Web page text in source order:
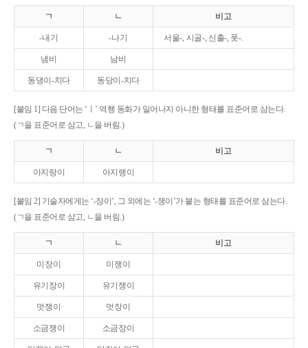
ㄱ ㄴ 비고
-내기 -나기 서울-, 시골-, 신출-, 풋-.
냄비 남비
동댕이-치다 동당이-치다
[붙임 1] 다음 단어는 ‘ㅣ’ 역행 동화가 일어나지 아니한 형태를 표준어로 삼는다.
(ㄱ을 표준어로 삼고, ㄴ을 버림.)
ㄱ ㄴ 비고
아지랑이 아지랭이
[붙임 2] 기술자에게는 ‘-장이’, 그 외에는 ‘-쟁이’가 붙는 형태를 표준어로 삼는다.
(ㄱ을 표준어로 삼고, ㄴ을 버림.)
ㄱ ㄴ 비고
미장이 미쟁이
유기장이 유기쟁이
멋쟁이 멋장이
소금쟁이 소금장이